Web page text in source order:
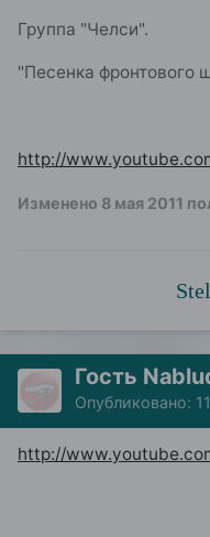
Группа "Челси".
"Песенка фронтового
http://
Изменено 8 мая 2011
Гость
Опубликовано:
http://